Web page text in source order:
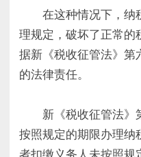
在这种情况下，纳
理规定，破坏了正常的
据新《税收征管法》第
的法律责任。
新《税收征管法》
按照规定的期限办理纳